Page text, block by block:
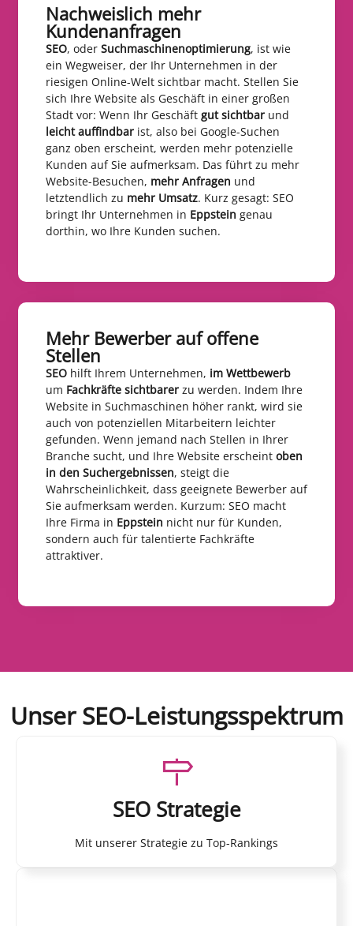
Nachweislich mehr
Kundenanfragen​
SEO, oder Suchmaschinenoptimierung, ist wie
ein Wegweiser, der Ihr Unternehmen in der
riesigen Online-Welt sichtbar macht. Stellen Sie
sich Ihre Website als Geschäft in einer großen
Stadt vor: Wenn Ihr Geschäft gut sichtbar und
leicht auffindbar ist, also bei Google-Suchen
ganz oben erscheint, werden mehr potenzielle
Kunden auf Sie aufmerksam. Das führt zu mehr
Website-Besuchen, mehr Anfragen und
letztendlich zu mehr Umsatz. Kurz gesagt: SEO
bringt Ihr Unternehmen in Eppstein genau
dorthin, wo Ihre Kunden suchen.
Mehr Bewerber auf offene
Stellen​
SEO hilft Ihrem Unternehmen, im Wettbewerb
um Fachkräfte sichtbarer zu werden. Indem Ihre
Website in Suchmaschinen höher rankt, wird sie
auch von potenziellen Mitarbeitern leichter
gefunden. Wenn jemand nach Stellen in Ihrer
Branche sucht, und Ihre Website erscheint oben
in den Suchergebnissen, steigt die
Wahrscheinlichkeit, dass geeignete Bewerber auf
Sie aufmerksam werden. Kurzum: SEO macht
Ihre Firma in Eppstein nicht nur für Kunden,
sondern auch für talentierte Fachkräfte
attraktiver.
Unser SEO-Leistungsspektrum
SEO Strategie
Mit unserer Strategie zu Top-Rankings